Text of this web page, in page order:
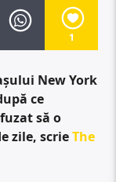
1
New York
ce
să o
zile, scrieThe